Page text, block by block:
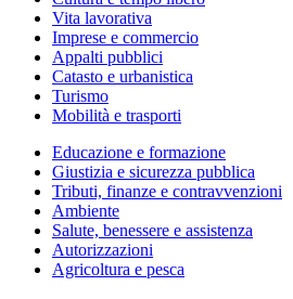
Vita lavorativa
Imprese e commercio
Appalti pubblici
Catasto e urbanistica
Turismo
Mobilità e trasporti
Educazione e formazione
Giustizia e sicurezza pubblica
Tributi, finanze e contravvenzioni
Ambiente
Salute, benessere e assistenza
Autorizzazioni
Agricoltura e pesca